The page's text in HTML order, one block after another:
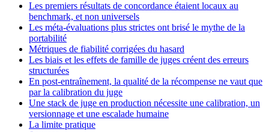
Les premiers résultats de concordance étaient locaux au
benchmark, et non universels
Les méta-évaluations plus strictes ont brisé le mythe de la
portabilité
Métriques de fiabilité corrigées du hasard
Les biais et les effets de famille de juges créent des erreurs
structurées
En post-entraînement, la qualité de la récompense ne vaut que
par la calibration du juge
Une stack de juge en production nécessite une calibration, un
versionnage et une escalade humaine
La limite pratique